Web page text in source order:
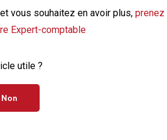
vous souhaitez en avoir plus, prenez
Expert-comptable
utile ?
Non